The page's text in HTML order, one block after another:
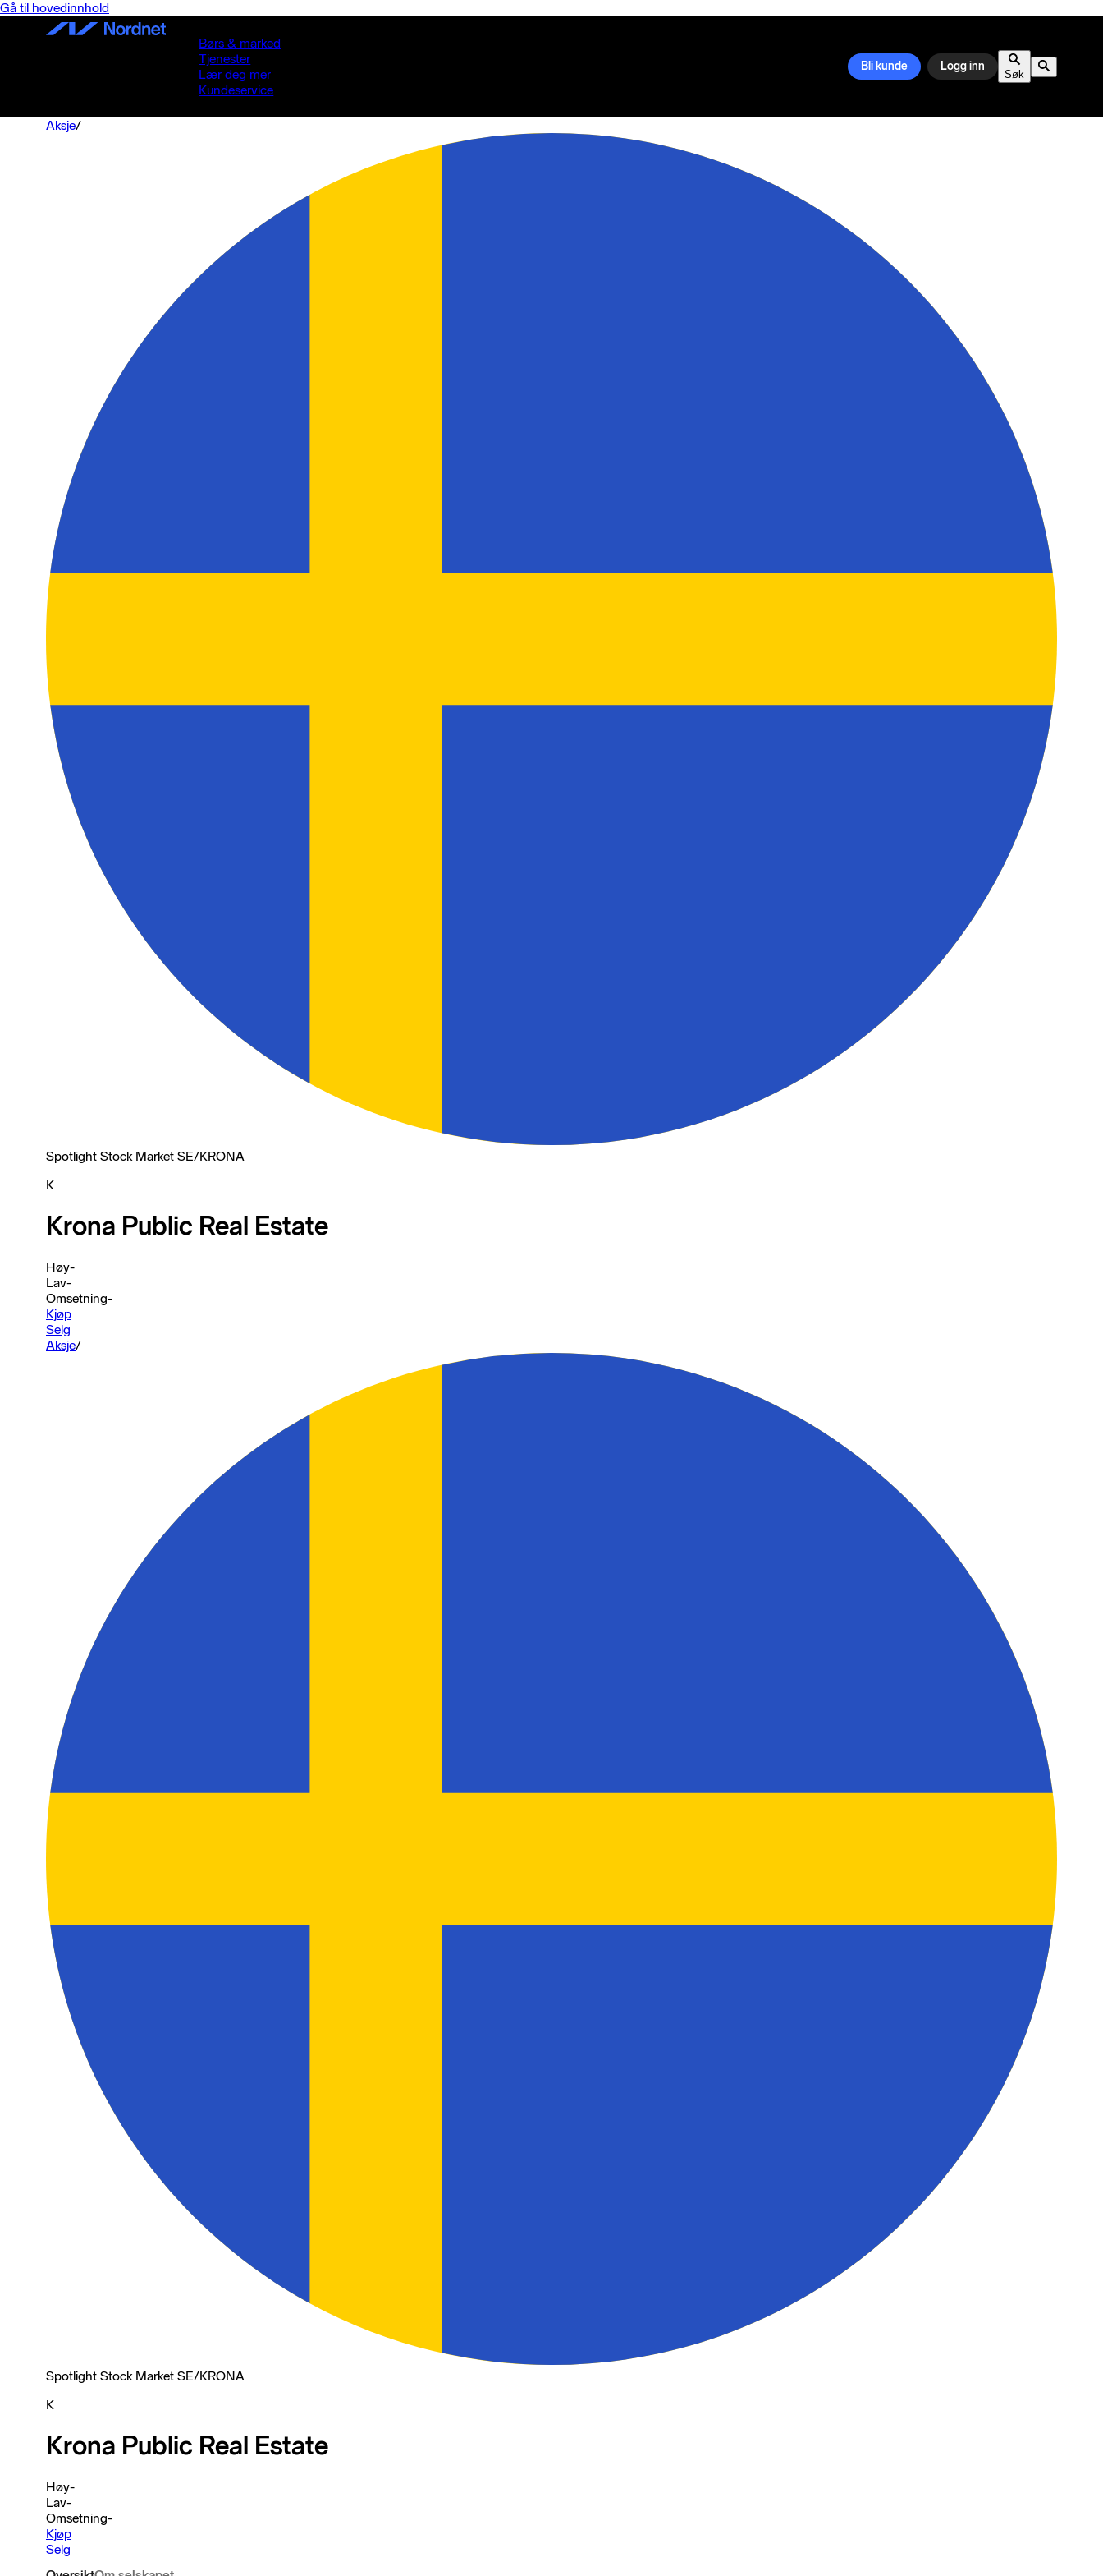
Gå til hovedinnhold
Børs & marked
Tjenester
Lær deg mer
Kundeservice
Bli kunde Logg inn
Søk
Aksje/
Spotlight Stock Market SE/KRONA
K
Krona Public Real Estate
Høy-
Lav-
Omsetning-
Kjøp
Selg
Aksje/
Spotlight Stock Market SE/KRONA
K
Krona Public Real Estate
Høy-
Lav-
Omsetning-
Kjøp
Selg